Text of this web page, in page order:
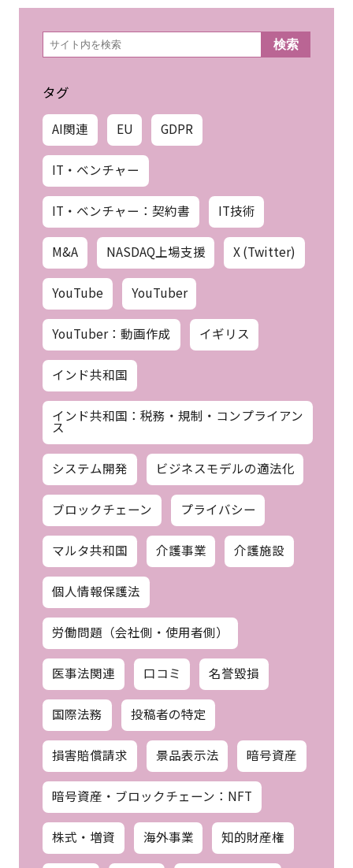
検
索 検索
タグ
AI関連 EU GDPR
IT・ベンチャー
IT・ベンチャー：契約書 IT技術
M&A NASDAQ上場支援 X (Twitter)
YouTube YouTuber
YouTuber：動画作成 イギリス
インド共和国
インド共和国：税務・規制・コンプライアン
ス
システム開発 ビジネスモデルの適法化
ブロックチェーン プライバシー
マルタ共和国 介護事業 介護施設
個人情報保護法
労働問題（会社側・使用者側）
医事法関連 口コミ 名誉毀損
国際法務 投稿者の特定
損害賠償請求 景品表示法 暗号資産
暗号資産・ブロックチェーン：NFT
株式・増資 海外事業 知的財産権